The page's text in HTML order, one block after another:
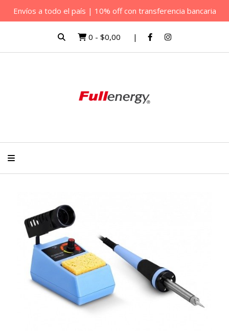
Envíos a todo el país | 10% off con transferencia bancaria
0 - $0,00